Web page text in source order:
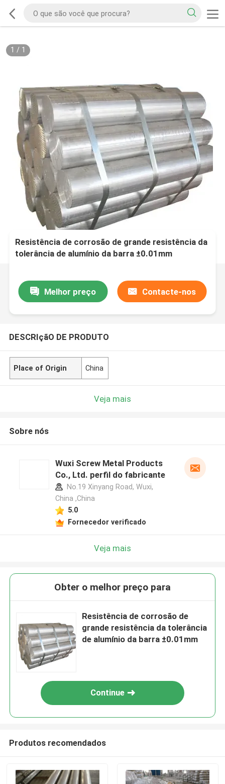
1 / 1
Resistência de corrosão de grande resistência da
tolerância de alumínio da barra ±0.01mm
Melhor preço Contacte-nos
DESCRIçãO DE PRODUTO
Place of Origin China
Veja mais
Sobre nós
Wuxi Screw Metal Products
Co., Ltd. perfil do fabricante
No.19 Xinyang Road, Wuxi,
China ,China
5.0
Fornecedor verificado
Veja mais
Obter o melhor preço para
Resistência de corrosão de
grande resistência da tolerância
de alumínio da barra ±0.01mm
Continue
Produtos recomendados